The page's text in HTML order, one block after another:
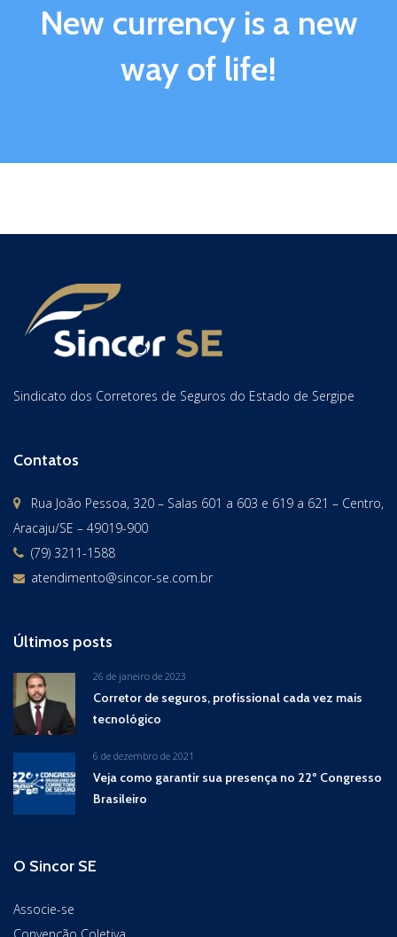
New currency is a new
way of life!
Sindicato dos Corretores de Seguros do Estado de Sergipe
Contatos
Rua João Pessoa, 320 – Salas 601 a 603 e 619 a 621 – Centro,
Aracaju/SE – 49019-900
(79) 3211-1588
atendimento@sincor-se.com.br
Últimos posts
26 de janeiro de 2023
Corretor de seguros, profissional cada vez mais
tecnológico
6 de dezembro de 2021
Veja como garantir sua presença no 22º Congresso
Brasileiro
O Sincor SE
Associe-se